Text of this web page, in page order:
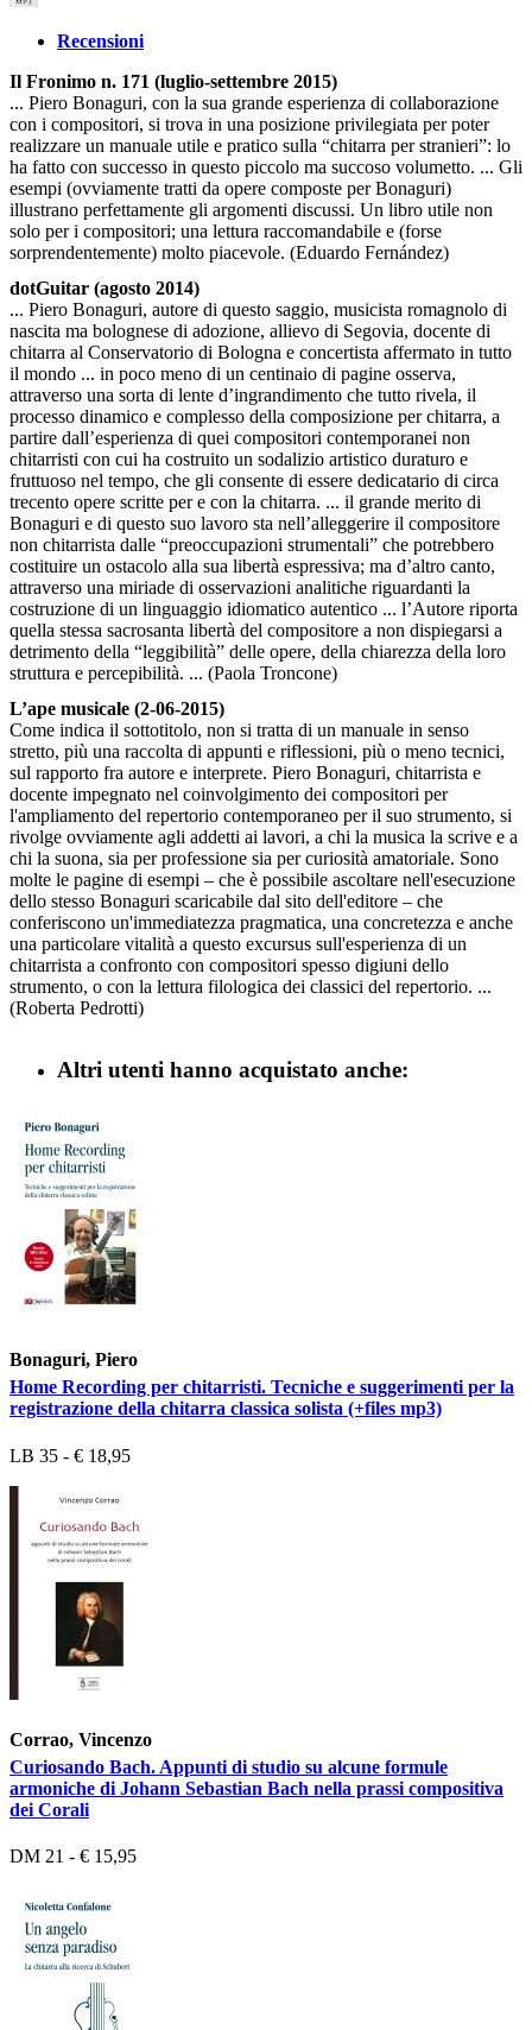
Recensioni
Il Fronimo n. 171 (luglio-settembre 2015)
... Piero Bonaguri, con la sua grande esperienza di collaborazione
con i compositori, si trova in una posizione privilegiata per poter
realizzare un manuale utile e pratico sulla “chitarra per stranieri”: lo
ha fatto con successo in questo piccolo ma succoso volumetto. ... Gli
esempi (ovviamente tratti da opere composte per Bonaguri)
illustrano perfettamente gli argomenti discussi. Un libro utile non
solo per i compositori; una lettura raccomandabile e (forse
sorprendentemente) molto piacevole. (Eduardo Fernández)
dotGuitar (agosto 2014)
... Piero Bonaguri, autore di questo saggio, musicista romagnolo di
nascita ma bolognese di adozione, allievo di Segovia, docente di
chitarra al Conservatorio di Bologna e concertista affermato in tutto
il mondo ... in poco meno di un centinaio di pagine osserva,
attraverso una sorta di lente d’ingrandimento che tutto rivela, il
processo dinamico e complesso della composizione per chitarra, a
partire dall’esperienza di quei compositori contemporanei non
chitarristi con cui ha costruito un sodalizio artistico duraturo e
fruttuoso nel tempo, che gli consente di essere dedicatario di circa
trecento opere scritte per e con la chitarra. ... il grande merito di
Bonaguri e di questo suo lavoro sta nell’alleggerire il compositore
non chitarrista dalle “preoccupazioni strumentali” che potrebbero
costituire un ostacolo alla sua libertà espressiva; ma d’altro canto,
attraverso una miriade di osservazioni analitiche riguardanti la
costruzione di un linguaggio idiomatico autentico ... l’Autore riporta
quella stessa sacrosanta libertà del compositore a non dispiegarsi a
detrimento della “leggibilità” delle opere, della chiarezza della loro
struttura e percepibilità. ... (Paola Troncone)
L’ape musicale (2-06-2015)
Come indica il sottotitolo, non si tratta di un manuale in senso
stretto, più una raccolta di appunti e riflessioni, più o meno tecnici,
sul rapporto fra autore e interprete. Piero Bonaguri, chitarrista e
docente impegnato nel coinvolgimento dei compositori per
l'ampliamento del repertorio contemporaneo per il suo strumento, si
rivolge ovviamente agli addetti ai lavori, a chi la musica la scrive e a
chi la suona, sia per professione sia per curiosità amatoriale. Sono
molte le pagine di esempi – che è possibile ascoltare nell'esecuzione
dello stesso Bonaguri scaricabile dal sito dell'editore – che
conferiscono un'immediatezza pragmatica, una concretezza e anche
una particolare vitalità a questo excursus sull'esperienza di un
chitarrista a confronto con compositori spesso digiuni dello
strumento, o con la lettura filologica dei classici del repertorio. ...
(Roberta Pedrotti)
Altri utenti hanno acquistato anche:
Bonaguri, Piero
Home Recording per chitarristi. Tecniche e suggerimenti per la
registrazione della chitarra classica solista (+files mp3)
LB 35 - € 18,95
Corrao, Vincenzo
Curiosando Bach. Appunti di studio su alcune formule
armoniche di Johann Sebastian Bach nella prassi compositiva
dei Corali
DM 21 - € 15,95